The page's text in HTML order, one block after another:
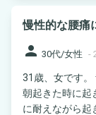
慢性的な腰痛
person 30代/女性 -
31歳、女です。
朝起きた時に起
に耐えながら起